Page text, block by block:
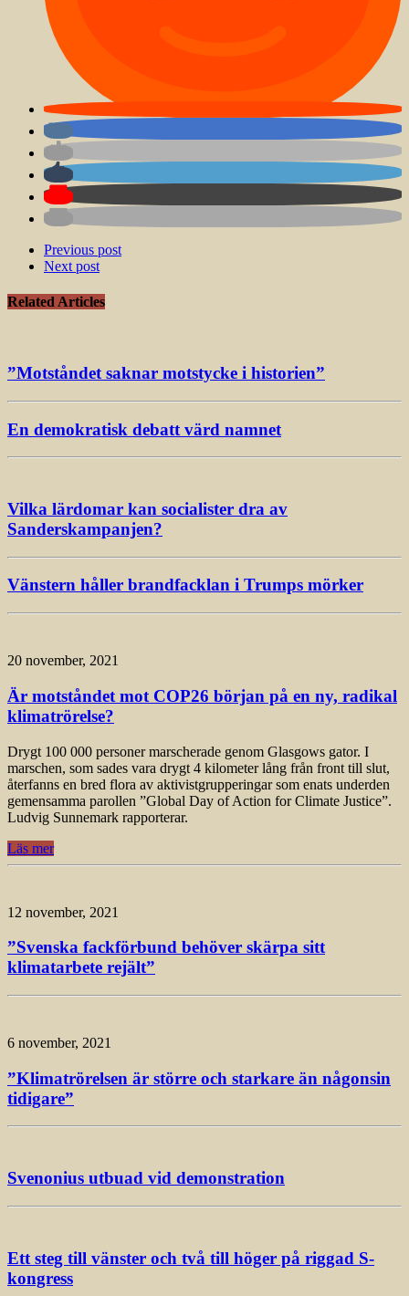
Previous post
Next post
Related Articles
”Motståndet saknar motstycke i historien”
En demokratisk debatt värd namnet
Vilka lärdomar kan socialister dra av
Sanderskampanjen?
Vänstern håller brandfacklan i Trumps mörker
20 november, 2021
Är motståndet mot COP26 början på en ny, radikal
klimatrörelse?
Drygt 100 000 personer marscherade genom Glasgows gator. I
marschen, som sades vara drygt 4 kilometer lång från front till slut,
återfanns en bred flora av aktivistgrupperingar som enats underden
gemensamma parollen ”Global Day of Action for Climate Justice”.
Ludvig Sunnemark rapporterar.
Läs mer
12 november, 2021
”Svenska fackförbund behöver skärpa sitt
klimatarbete rejält”
6 november, 2021
”Klimatrörelsen är större och starkare än någonsin
tidigare”
Svenonius utbuad vid demonstration
Ett steg till vänster och två till höger på riggad S-
kongress